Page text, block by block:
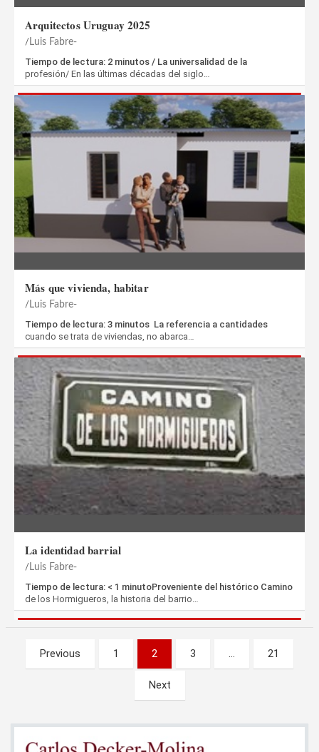
Arquitectos Uruguay 2025
Luis Fabre-
Tiempo de lectura: 2 minutos / La universalidad de la
profesión/ En las últimas décadas del siglo…
Más que vivienda, habitar
Luis Fabre-
Tiempo de lectura: 3 minutos La referencia a cantidades
cuando se trata de viviendas, no abarca…
La identidad barrial
Luis Fabre-
Tiempo de lectura: < 1 minutoProveniente del histórico Camino
de los Hormigueros, la historia del barrio…
Paginación
de
Previous 1 2 3 … 21
Next